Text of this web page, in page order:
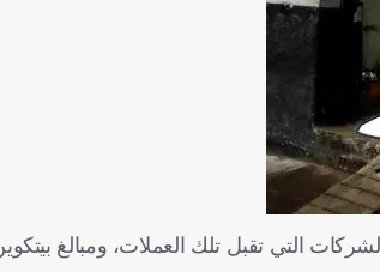
التي تقبل تلك العملات، ومبالغ